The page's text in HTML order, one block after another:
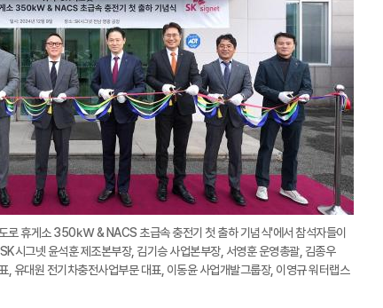
로 휴게소 350㎾ & NACS 초급속 충전기 첫 출하 기념식'에서 참석자들이
시그넷 윤석훈 제조본부장, 김기승 사업본부장, 서영훈 운영총괄, 김종우
, 유대원 전기차충전사업부문 대표, 이동윤 사업개발그룹장, 이영규 워터랩스